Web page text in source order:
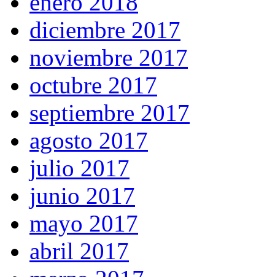
diciembre 2017
noviembre 2017
octubre 2017
septiembre 2017
agosto 2017
julio 2017
junio 2017
mayo 2017
abril 2017